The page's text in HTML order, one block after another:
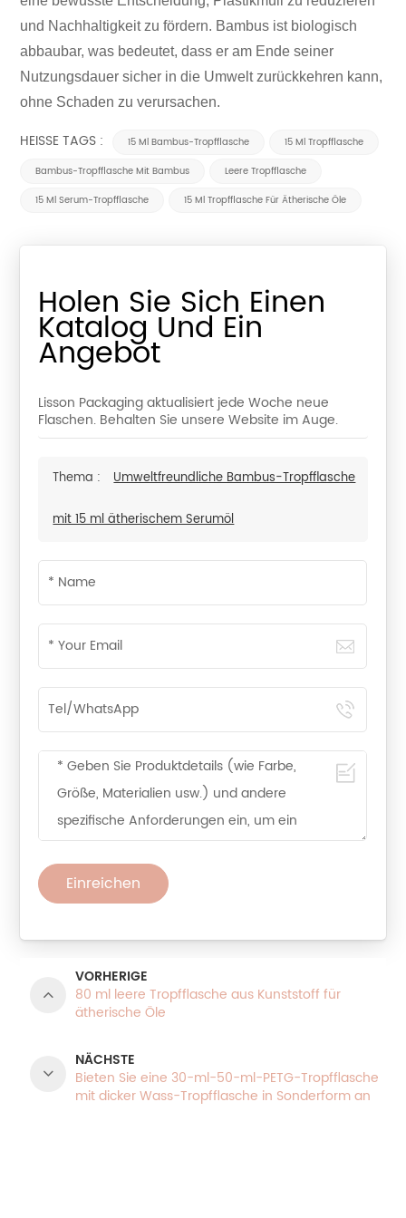
und Nachhaltigkeit zu fördern. Bambus ist biologisch
abbaubar, was bedeutet, dass er am Ende seiner
Nutzungsdauer sicher in die Umwelt zurückkehren kann,
ohne Schaden zu verursachen.
HEISSE TAGS : 15 Ml Bambus-Tropfflasche
15 Ml Tropfflasche
Bambus-Tropfflasche Mit Bambus
Leere Tropfflasche
15 Ml Serum-Tropfflasche
15 Ml Tropfflasche Für Ätherische Öle
Holen Sie Sich Einen
Katalog Und Ein
Angebot
Lisson Packaging aktualisiert jede Woche neue
Flaschen. Behalten Sie unsere Website im Auge.
Thema : Umweltfreundliche Bambus-Tropfflasche
mit 15 ml ätherischem Serumöl
Einreichen
VORHERIGE
80 ml leere Tropfflasche aus Kunststoff für
ätherische Öle
NÄCHSTE
Bieten Sie eine 30-ml-50-ml-PETG-Tropfflasche
mit dicker Wass-Tropfflasche in Sonderform an